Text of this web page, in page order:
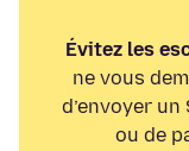
Évitez les
ne vous
d’envoyer
ou de